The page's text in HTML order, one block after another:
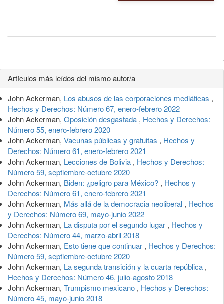
Detalles
del
artículo
Artículos más leídos del mismo autor/a
John Ackerman, Los abusos de las corporaciones mediáticas ,
Hechos y Derechos: Número 67, enero-febrero 2022
John Ackerman, Oposición desgastada , Hechos y Derechos:
Número 55, enero-febrero 2020
John Ackerman, Vacunas públicas y gratuitas , Hechos y
Derechos: Número 61, enero-febrero 2021
John Ackerman, Lecciones de Bolivia , Hechos y Derechos:
Número 59, septiembre-octubre 2020
John Ackerman, Biden: ¿peligro para México? , Hechos y
Derechos: Número 61, enero-febrero 2021
John Ackerman, Más allá de la democracia neoliberal , Hechos
y Derechos: Número 69, mayo-junio 2022
John Ackerman, La disputa por el segundo lugar , Hechos y
Derechos: Número 44, marzo-abril 2018
John Ackerman, Esto tiene que continuar , Hechos y Derechos:
Número 59, septiembre-octubre 2020
John Ackerman, La segunda transición y la cuarta república ,
Hechos y Derechos: Número 46, julio-agosto 2018
John Ackerman, Trumpismo mexicano , Hechos y Derechos:
Número 45, mayo-junio 2018